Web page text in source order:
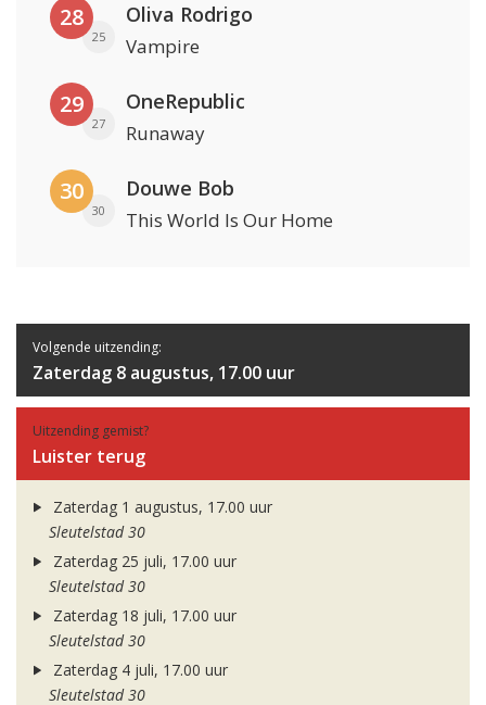
28
25
Oliva Rodrigo
Vampire
29
27
OneRepublic
Runaway
30
30
Douwe Bob
This World Is Our Home
Volgende uitzending:
Zaterdag 8 augustus, 17.00 uur
Uitzending gemist?
Luister terug
Zaterdag 1 augustus, 17.00 uur
Sleutelstad 30
Zaterdag 25 juli, 17.00 uur
Sleutelstad 30
Zaterdag 18 juli, 17.00 uur
Sleutelstad 30
Zaterdag 4 juli, 17.00 uur
Sleutelstad 30